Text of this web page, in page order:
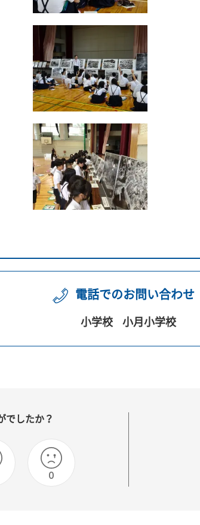
電話でのお問い合わせ
小学校 小月小学校
でしたか？
0